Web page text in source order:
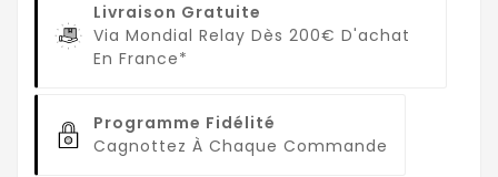
Livraison Gratuite
Via Mondial Relay Dès 200€ D'achat
En France*
Programme Fidélité
Cagnottez À Chaque Commande